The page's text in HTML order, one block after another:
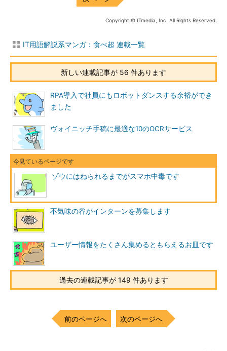
Copyright © ITmedia, Inc. All Rights Reserved.
IT用語解説系マンガ：食べ超 連載一覧
新しい連載記事が 56 件あります
RPA導入で社員にもロボットダンスする余裕ができ
ました
ヴォイニッチ手稿に最適な10のOCRサービス
ゾウにはねられるまでがスマホ中毒です
不気味の谷がインターンを募集します
ユーザー情報をたくさん集めるともらえるお皿です
過去の連載記事が 149 件あります
前のページへ 次のページへ